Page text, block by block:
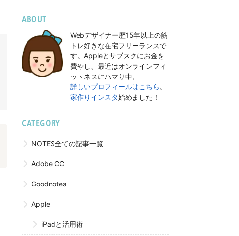
ABOUT
Webデザイナー歴15年以上の筋
トレ好きな在宅フリーランスで
す。Appleとサブスクにお金を
費やし、最近はオンラインフィ
ットネスにハマり中。
詳しいプロフィールはこちら 。
家作りインスタ始めました！
CATEGORY
NOTES全ての記事一覧
Adobe CC
Goodnotes
Apple
iPadと活用術